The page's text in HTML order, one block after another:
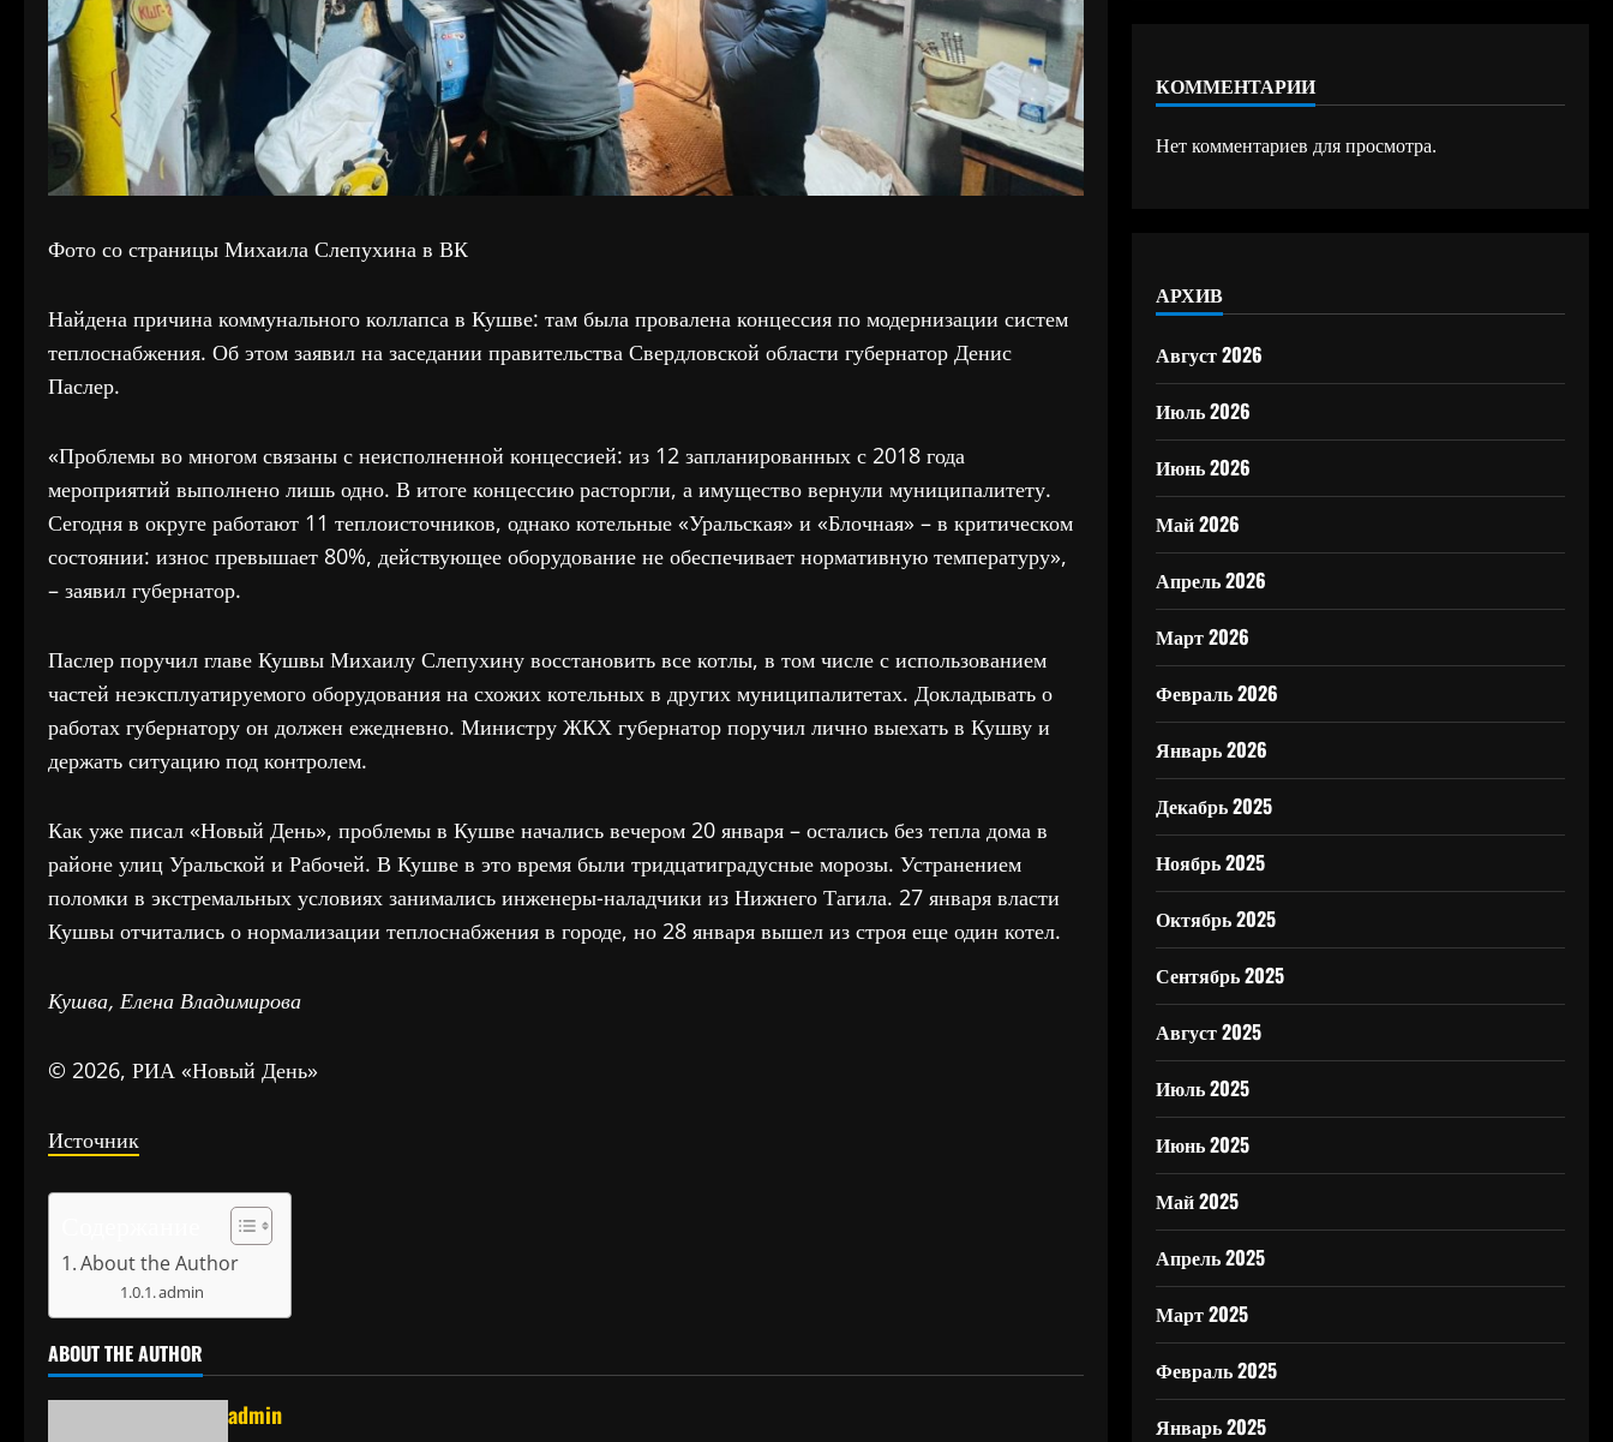
Фото со страницы Михаила Слепухина в ВК
Найдена причина коммунального коллапса в Кушве: там была провалена концессия по модернизации систем
теплоснабжения. Об этом заявил на заседании правительства Свердловской области губернатор Денис
Паслер.
«Проблемы во многом связаны с неисполненной концессией: из 12 запланированных с 2018 года
мероприятий выполнено лишь одно. В итоге концессию расторгли, а имущество вернули муниципалитету.
Сегодня в округе работают 11 теплоисточников, однако котельные «Уральская» и «Блочная» – в критическом
состоянии: износ превышает 80%, действующее оборудование не обеспечивает нормативную температуру»,
– заявил губернатор.
Паслер поручил главе Кушвы Михаилу Слепухину восстановить все котлы, в том числе с использованием
частей неэксплуатируемого оборудования на схожих котельных в других муниципалитетах. Докладывать о
работах губернатору он должен ежедневно. Министру ЖКХ губернатор поручил лично выехать в Кушву и
держать ситуацию под контролем.
Как уже писал «Новый День», проблемы в Кушве начались вечером 20 января – остались без тепла дома в
районе улиц Уральской и Рабочей. В Кушве в это время были тридцатиградусные морозы. Устранением
поломки в экстремальных условиях занимались инженеры-наладчики из Нижнего Тагила. 27 января власти
Кушвы отчитались о нормализации теплоснабжения в городе, но 28 января вышел из строя еще один котел.
Кушва, Елена Владимирова
© 2026, РИА «Новый День»
Источник
About the Author
admin
ABOUT THE AUTHOR
admin
КОММЕНТАРИИ
Нет комментариев для просмотра.
АРХИВ
Август 2026
Июль 2026
Июнь 2026
Май 2026
Апрель 2026
Март 2026
Февраль 2026
Январь 2026
Декабрь 2025
Ноябрь 2025
Октябрь 2025
Сентябрь 2025
Август 2025
Июль 2025
Июнь 2025
Май 2025
Апрель 2025
Март 2025
Февраль 2025
Январь 2025